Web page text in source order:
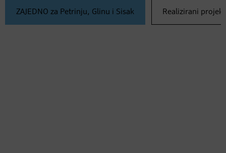
ZAJEDNO za Petrinju, Glinu i Sisak Realizirani